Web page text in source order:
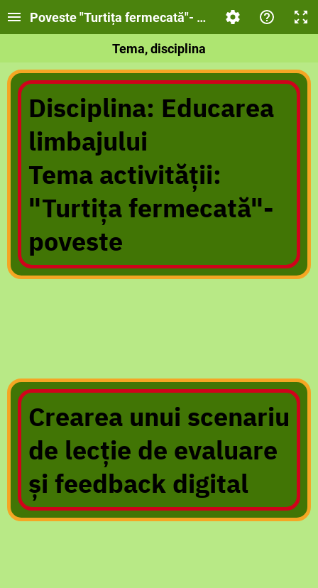
Poveste "Turtița fermecată"- Grupa Mijlocie
Tema, disciplina
Disciplina: Educarea
limbajului
Tema activității:
"Turtița fermecată"-
poveste
Crearea unui scenariu
de lecție de evaluare
și feedback digital